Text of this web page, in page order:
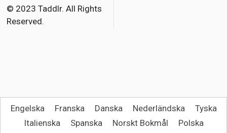
o
k
r
© 2023 Taddlr. All Rights
Reserved.
Engelska Franska Danska Nederländska
Tyska
Italienska
Spanska Norskt Bokmål
Polska